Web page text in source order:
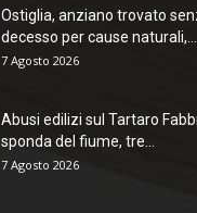
Ostiglia, anziano trovato
decesso per cause naturali,...
7 Agosto 2026
Abusi edilizi sul Tartaro
sponda del fiume, tre...
7 Agosto 2026